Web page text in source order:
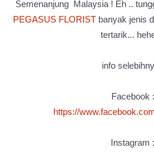
Semenanjung Malaysia ! Eh ..
PEGASUS FLORIST banyak jenis
tertarik...
info
Facebook :
https://
Instagram :